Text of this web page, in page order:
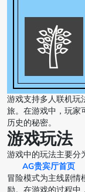
游戏支持多人联机玩
旅。在游戏中，玩家
历史的秘密。
游戏玩法
游戏中的玩法主要分
AG贵宾厅首页
冒险模式为主线剧情